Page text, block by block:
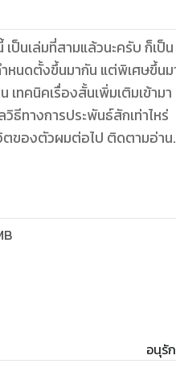
ทคนิคเรื่องสั้นเพิ่มเติมเข้ามา
น ๆ คนหนึ่งครับ.
อนุรัก